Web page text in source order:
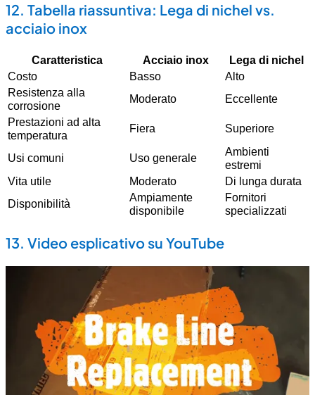
12. Tabella riassuntiva: Lega di nichel vs.
acciaio inox
Caratteristica Acciaio inox
Lega di nichel
Costo
Basso
Alto
Resistenza alla
corrosione
Moderato
Eccellente
Prestazioni ad alta
temperatura
Fiera Superiore
Usi comuni Uso generale
Ambienti
estremi
Vita utile
Moderato
Di lunga durata
Disponibilità
Ampiamente
disponibile
Fornitori
specializzati
13. Video esplicativo su YouTube